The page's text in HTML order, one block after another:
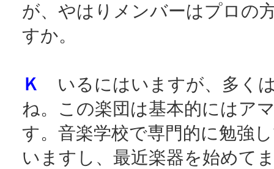
が、やはりメンバーはプロの
すか。
Ｋ
いるにはいますが、多く
ね。この楽団は基本的にはア
す。音楽学校で専門的に勉強
いますし、最近楽器を始めて